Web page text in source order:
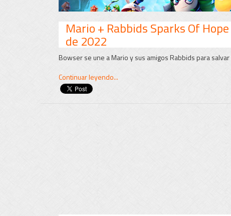
Mario + Rabbids Sparks Of
de 2022
Bowser se une a Mario y sus amigos Rabbids para
Continuar leyendo...